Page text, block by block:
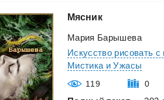
Мясник
Мария Барышева
Искусство рисовать с
Мистика и Ужасы
119 0